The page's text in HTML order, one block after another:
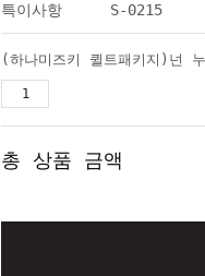
특이사항
S-0215
총 상품 금액